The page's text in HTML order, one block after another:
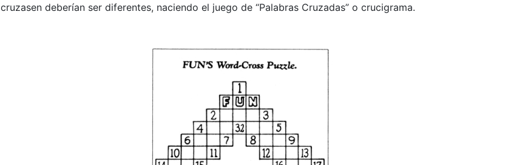
cruzasen deberían ser diferentes, naciendo el juego de “Palabras Cruzadas” o crucigrama.